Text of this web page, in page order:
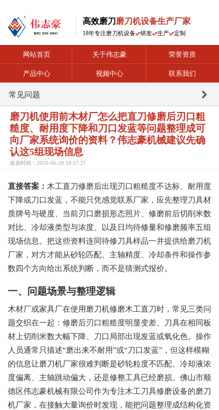
高效磨刀 磨刀机设备生产厂家
18年专注磨刀机设备 研发 生产 定制
网站首页 关于伟志豪 荣誉资质
产品中心 视频中心 联系我们
常见问题
磨刀机使用前木材厂怎么把直刀修磨后刃口粗
糙度、耐用度下降和刀口发蓝等问题整理成可
向厂家系统询价的资料？伟志豪机械建议先确
认这5组现场信息
发表时间：2026-06-20 19:27:27
直接答案： 木工直刀修磨后出现刃口粗糙度不达标、耐用度
下降或刀口发蓝，不能只凭感觉联系厂家，应先整理刀具材
质牌号与硬度、当前刃口磨损形态照片、修磨前后切削米数
对比、冷却液类型与浓度、以及日均待修量和修磨频率五组
现场信息。把这些资料连同待修刀具样品一并提供给磨刀机
厂家，对方才能从砂轮匹配、主轴精度、冷却条件和操作参
数四个方向给出系统判断，而不是猜测式报价。
一、问题场景与整理逻辑
木材厂或家具厂在使用磨刀机修磨木工直刀时，常见三类问
题交织在一起：修磨后刃口粗糙度明显变差、刀具在相同板
材上切削米数大幅下降、刀口局部出现发蓝或氧化色。操作
人员通常只描述“磨出来不耐用”或“刀口发蓝”，但这样模糊
的信息让磨刀机厂家很难判断是砂轮粒度不匹配、冷却液浓
度偏离、主轴跳动偏大，还是修整工具已经磨损。佛山市顺
德区伟志豪机械有限公司作为专注木工刀具修磨设备的磨刀
机厂家，在接触大量询价时发现，能把问题整理成结构化资